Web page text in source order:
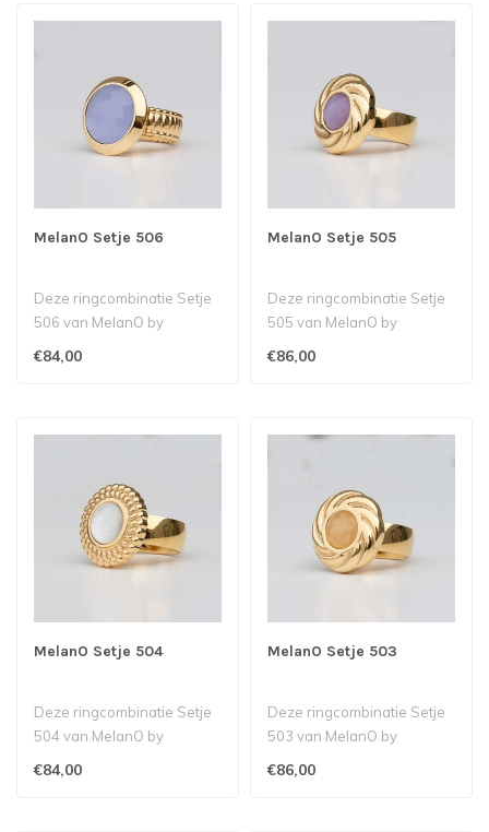
MelanO Setje 506
Deze ringcombinatie Setje
506 van MelanO by
€84,00
MelanO Setje 505
Deze ringcombinatie Setje
505 van MelanO by
€86,00
MelanO Setje 504
Deze ringcombinatie Setje
504 van MelanO by
€84,00
MelanO Setje 503
Deze ringcombinatie Setje
503 van MelanO by
€86,00